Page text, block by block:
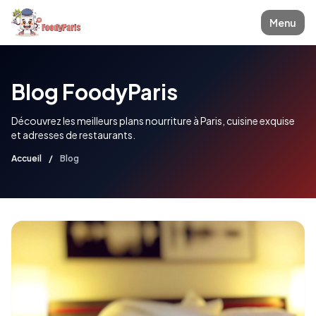
Menu
Blog FoodyParis
Découvrez les meilleurs plans nourriture à Paris, cuisine exquise
et adresses de restaurants.
Accueil / Blog